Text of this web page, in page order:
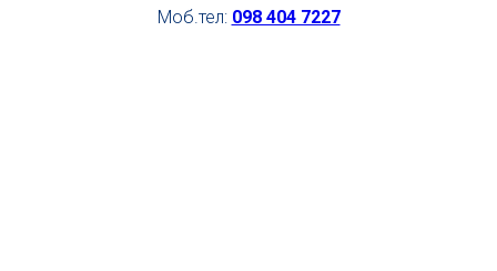
Моб.тел: 098 404 7227